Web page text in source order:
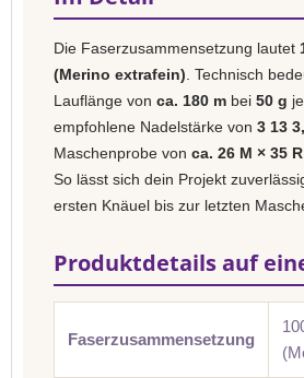
Die Faserzusammensetzung lautet
(Merino extrafein) . Technisch
Lauflänge von ca. 180 m bei 50 g
empfohlene Nadelstärke von 3 13
Maschenprobe von ca. 26 M × 35
So lässt sich dein Projekt
ersten Knäuel bis zur letzten
Produktdetails auf
Faserzusammensetzung